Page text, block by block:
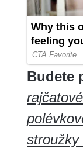
Budete
stroužky